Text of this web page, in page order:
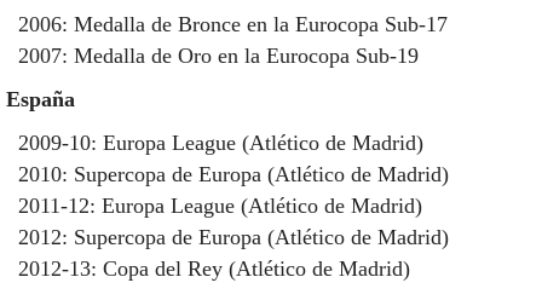
2006: Medalla de Bronce en la Eurocopa Sub-17
2007: Medalla de Oro en la Eurocopa Sub-19
España
2009-10: Europa League (Atlético de Madrid)
2010: Supercopa de Europa (Atlético de Madrid)
2011-12: Europa League (Atlético de Madrid)
2012: Supercopa de Europa (Atlético de Madrid)
2012-13: Copa del Rey (Atlético de Madrid)